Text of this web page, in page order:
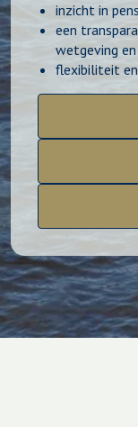
inzicht in
een
wetgeving en
flexibiliteit